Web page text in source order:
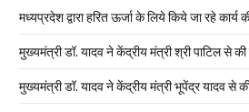
मध्यप्रदेश द्वारा हरित ऊर्जा के लिये किये जा रहे कार्य
मुख्यमंत्री डॉ. यादव ने केंद्रीय मंत्री श्री पाटिल से
मुख्यमंत्री डॉ. यादव ने केंद्रीय मंत्री भूपेंद्र यादव से